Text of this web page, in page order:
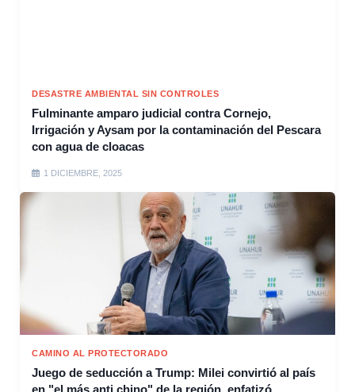
DESASTRE AMBIENTAL SIN CONTROLES
Fulminante amparo judicial contra Cornejo,
Irrigación y Aysam por la contaminación del Pescara
con agua de cloacas
1 DICIEMBRE, 2025
CAMINO AL PROTECTORADO
Juego de seducción a Trump: Milei convirtió al país
en "el más anti chino" de la región, enfatizó